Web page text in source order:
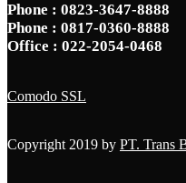
Phone : 0823-3647-8888
Phone : 0817-0360-8888
Office : 022-2054-0468
Comodo SSL
Copyright 2019 by PT. Trans